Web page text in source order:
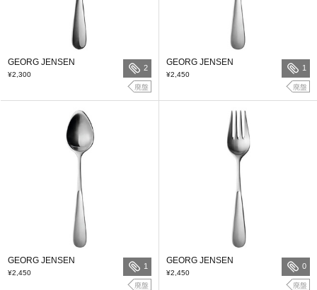
GEORG JENSEN
¥2,300
2
廃盤
GEORG JENSEN
¥2,450
1
廃盤
GEORG JENSEN
¥2,450
1
廃盤
GEORG JENSEN
¥2,450
0
廃盤